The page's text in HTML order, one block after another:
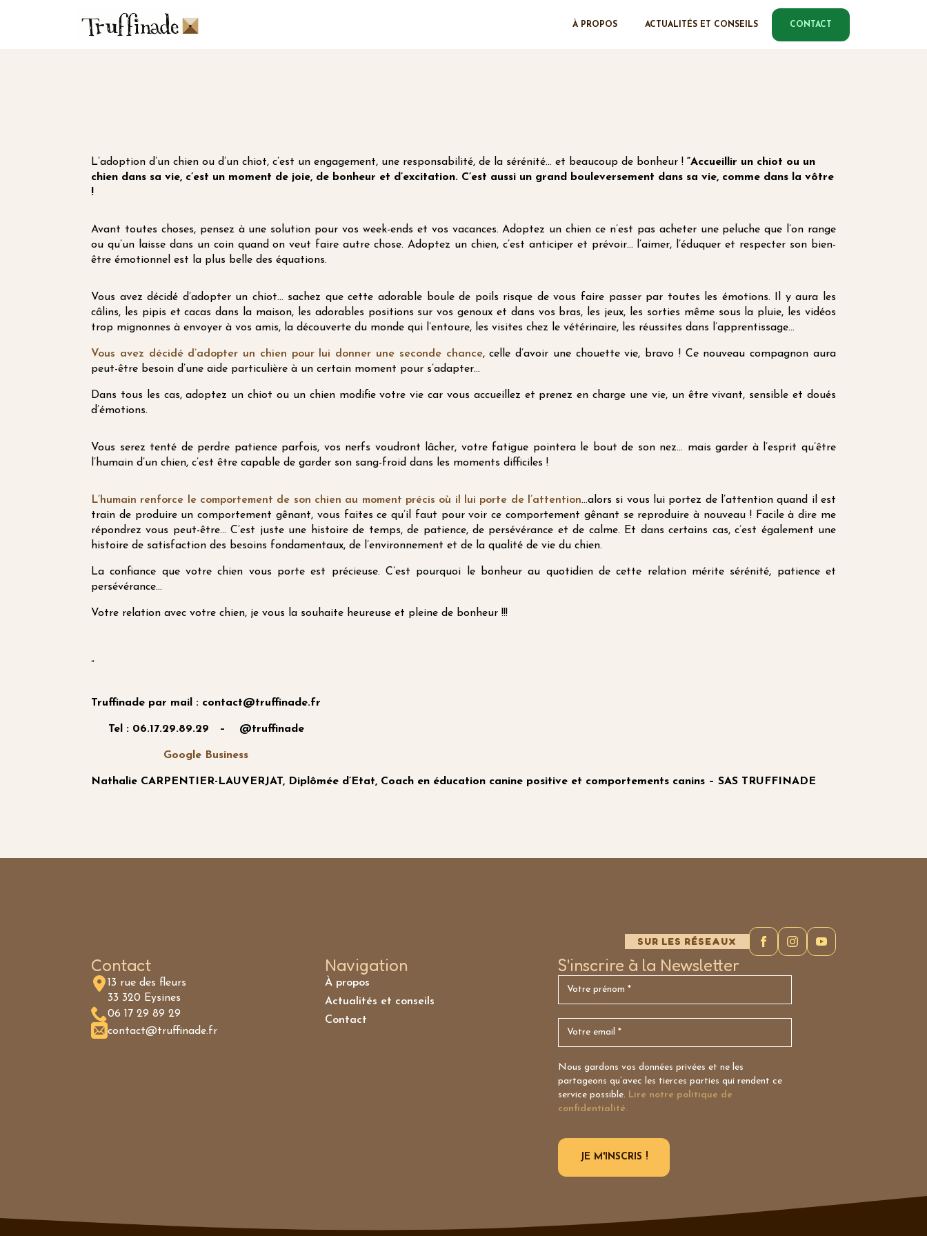
À PROPOS ACTUALITÉS ET CONSEILS CONTACT
L’adoption d’un chien ou d’un chiot, c’est un engagement, une responsabilité, de la sérénité… et beaucoup de bonheur ! “Accueillir un chiot ou un
chien dans sa vie, c’est un moment de joie, de bonheur et d’excitation. C’est aussi un grand bouleversement dans sa vie, comme dans la vôtre
!
Avant toutes choses, pensez à une solution pour vos week-ends et vos vacances. Adoptez un chien ce n’est pas acheter une peluche que l’on range
ou qu’un laisse dans un coin quand on veut faire autre chose. Adoptez un chien, c’est anticiper et prévoir… l’aimer, l’éduquer et respecter son bien-
être émotionnel est la plus belle des équations.
Vous avez décidé d’adopter un chiot… sachez que cette adorable boule de poils risque de vous faire passer par toutes les émotions. Il y aura les
câlins, les pipis et cacas dans la maison, les adorables positions sur vos genoux et dans vos bras, les jeux, les sorties même sous la pluie, les vidéos
trop mignonnes à envoyer à vos amis, la découverte du monde qui l’entoure, les visites chez le vétérinaire, les réussites dans l’apprentissage…
Vous avez décidé d’adopter un chien pour lui donner une seconde chance, celle d’avoir une chouette vie, bravo ! Ce nouveau compagnon aura
peut-être besoin d’une aide particulière à un certain moment pour s’adapter…
Dans tous les cas, adoptez un chiot ou un chien modifie votre vie car vous accueillez et prenez en charge une vie, un être vivant, sensible et doués
d’émotions.
Vous serez tenté de perdre patience parfois, vos nerfs voudront lâcher, votre fatigue pointera le bout de son nez… mais garder à l’esprit qu’être
l’humain d’un chien, c’est être capable de garder son sang-froid dans les moments difficiles !
L’humain renforce le comportement de son chien au moment précis où il lui porte de l’attention…alors si vous lui portez de l’attention quand il est
train de produire un comportement gênant, vous faites ce qu’il faut pour voir ce comportement gênant se reproduire à nouveau ! Facile à dire me
répondrez vous peut-être… C’est juste une histoire de temps, de patience, de persévérance et de calme. Et dans certains cas, c’est également une
histoire de satisfaction des besoins fondamentaux, de l’environnement et de la qualité de vie du chien.
La confiance que votre chien vous porte est précieuse. C’est pourquoi le bonheur au quotidien de cette relation mérite sérénité, patience et
persévérance…
Votre relation avec votre chien, je vous la souhaite heureuse et pleine de bonheur !!!
”
Truffinade par mail : contact@truffinade.fr
Tel : 06.17.29.89.29 – @truffinade
Google Business
Nathalie CARPENTIER-LAUVERJAT, Diplômée d’Etat, Coach en éducation canine positive et comportements canins – SAS TRUFFINADE
SUR LES RÉSEAUX
Contact
13 rue des fleurs
33 320 Eysines
06 17 29 89 29
contact@truffinade.fr
Navigation
À propos
Actualités et conseils
Contact
S'inscrire à la Newsletter
Nous gardons vos données privées et ne les
partageons qu’avec les tierces parties qui rendent ce
service possible. Lire notre politique de
confidentialité.